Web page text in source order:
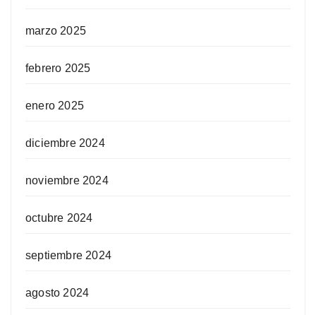
marzo 2025
febrero 2025
enero 2025
diciembre 2024
noviembre 2024
octubre 2024
septiembre 2024
agosto 2024